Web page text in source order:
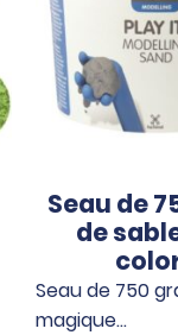
Seau de
de
Seau de 750
magique…